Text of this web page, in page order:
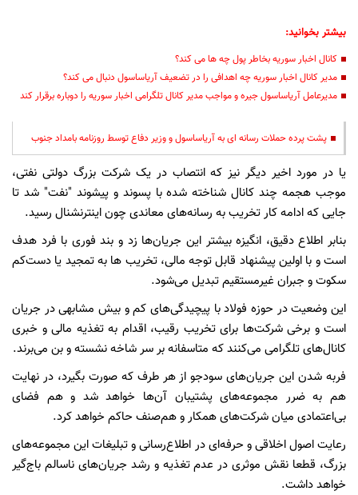
بیشتر بخوانید:
کانال اخبار سوریه بخاطر پول چه ها می کند؟
مدیر کانال اخبار سوریه چه اهدافی را در تضعیف آریاساسول دنبال می کند؟
مدیرعامل آریاساسول جیره و مواجب مدیر کانال تلگرامی اخبار سوریه را دوباره برقرار کند
پشت پرده حملات رسانه ای به آریاساسول و وزیر دفاع توسط روزنامه بامداد جنوب
یا در مورد اخیر دیگر نیز که انتصاب در یک شرکت بزرگ دولتی نفتی،
موجب هجمه چند کانال شناخته شده با پسوند و پیشوند "نفت" شد تا
جایی که ادامه کار تخریب به رسانه‌های معاندی چون اینترنشنال رسید.
بنابر اطلاع دقیق، انگیزه بیشتر این جریان‌ها زد و بند فوری با فرد هدف
است و با اولین پیشنهاد قابل توجه مالی، تخریب ها به تمجید یا دست‌کم
سکوت و جبران غیرمستقیم تبدیل می‌شود.
این وضعیت در حوزه فولاد با پیچیدگی‌های کم و بیش مشابهی در جریان
است و برخی شرکت‌ها برای تخریب رقیب، اقدام به تغذیه مالی و خبری
کانال‌های تلگرامی می‌کنند که متاسفانه بر سر شاخه نشسته و بن می‌برند.
فربه شدن این جریان‌های سودجو از هر طرف که صورت بگیرد، در نهایت
هم به ضرر مجموعه‌های پشتیبان آن‌ها خواهد شد و هم فضای
بی‌اعتمادی میان شرکت‌های همکار و هم‌صنف حاکم خواهد کرد.
رعایت اصول اخلاقی و حرفه‌ای در اطلاع‌رسانی و تبلیغات این مجموعه‌های
بزرگ، قطعا نقش موثری در عدم تغذیه و رشد جریان‌های ناسالم باج‌گیر
خواهد داشت.